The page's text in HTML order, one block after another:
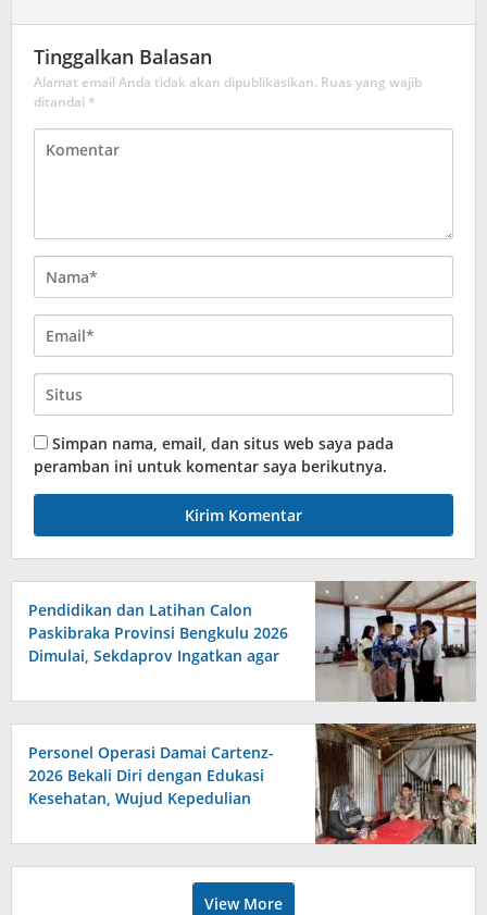
Tinggalkan Balasan
Alamat email Anda tidak akan dipublikasikan. Ruas yang wajib
ditandai *
Simpan nama, email, dan situs web saya pada
peramban ini untuk komentar saya berikutnya.
Pendidikan dan Latihan Calon
Paskibraka Provinsi Bengkulu 2026
Dimulai, Sekdaprov Ingatkan agar
Personel Operasi Damai Cartenz-
2026 Bekali Diri dengan Edukasi
Kesehatan, Wujud Kepedulian
Kesejahteraan Anggota
View More